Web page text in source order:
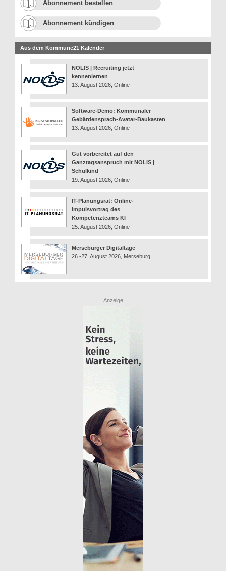
Abonnement bestellen
Abonnement kündigen
Aus dem Kommune21 Kalender
NOLIS | Recruiting jetzt
kennenlernen
13. August 2026, Online
Software-Demo: Kommunaler
Gebärdensprach-Avatar-Baukasten
13. August 2026, Online
Gut vorbereitet auf den
Ganztagsanspruch mit NOLIS |
Schulkind
19. August 2026, Online
IT-Planungsrat: Online-
Impulsvortrag des
Kompetenzteams KI
25. August 2026, Online
Merseburger Digitaltage
26.-27. August 2026, Merseburg
Anzeige